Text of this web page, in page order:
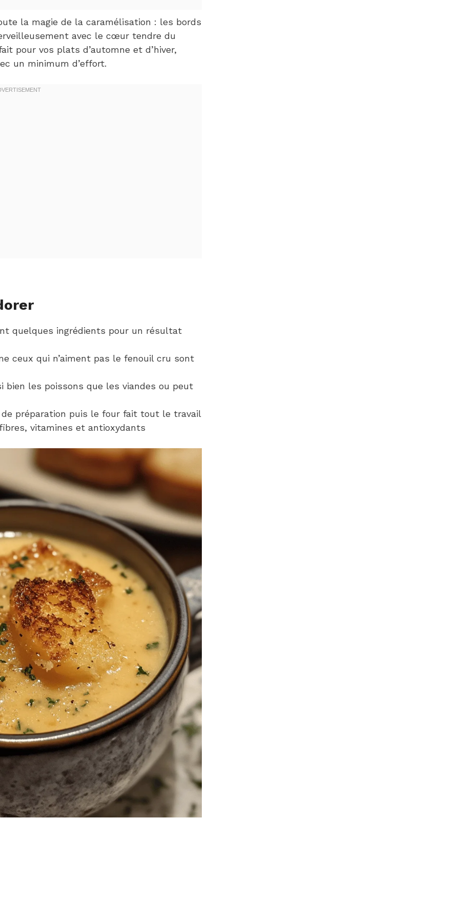
la magie de la caramélisation : les bords
avec le cœur tendre du
pour vos plats d’automne et d’hiver,
un minimum d’effort.
quelques ingrédients pour un résultat
ceux qui n’aiment pas le fenouil cru sont
bien les poissons que les viandes ou peut
de préparation puis le four fait tout le travail
vitamines et antioxydants